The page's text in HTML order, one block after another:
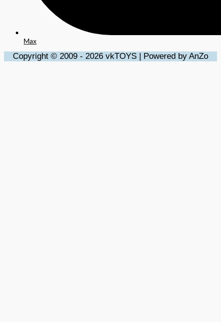
Max
Copyright © 2009 - 2026 vkTOYS | Powered by AnZo